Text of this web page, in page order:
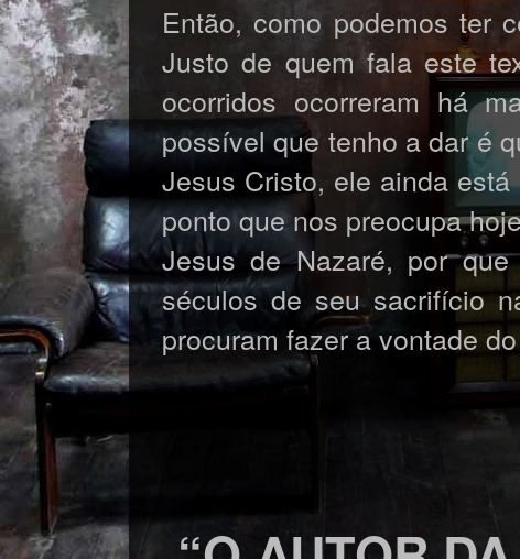
Então, como podemos ter
Justo de quem fala este
ocorridos ocorreram há
possível que tenho a dar é
Jesus Cristo, ele ainda
ponto que nos preocupa
Jesus de Nazaré, por
séculos de seu sacrifício
procuram fazer a vontade